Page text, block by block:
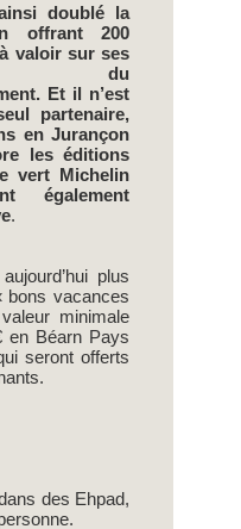
doublé la
offrant 200
valoir sur ses
du
Et il n’est
partenaire,
en Jurançon
les éditions
vert Michelin
également
.
plus
bons vacances
minimale
en Béarn Pays
seront offerts
des Ehpad,